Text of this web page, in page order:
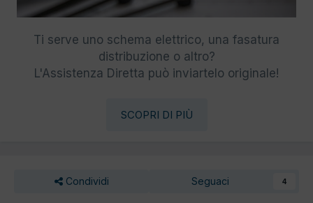
Ti serve uno schema elettrico, una fasatura
distribuzione o altro?
L'Assistenza Diretta può inviartelo originale!
SCOPRI DI PIÙ
Condividi Seguaci 4